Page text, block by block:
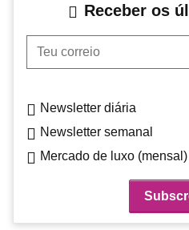
Receber os
Teu correio
Newsletter diária
Newsletter semanal
Mercado de luxo (mensal)